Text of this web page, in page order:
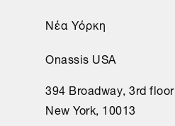
Νέα Υόρκη
Onassis USA
394 Broadway, 3rd floor
New York, 10013